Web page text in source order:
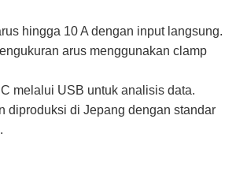
hingga 10 A dengan input langsung.
arus menggunakan clamp
melalui USB untuk analisis data.
diproduksi di Jepang dengan standar